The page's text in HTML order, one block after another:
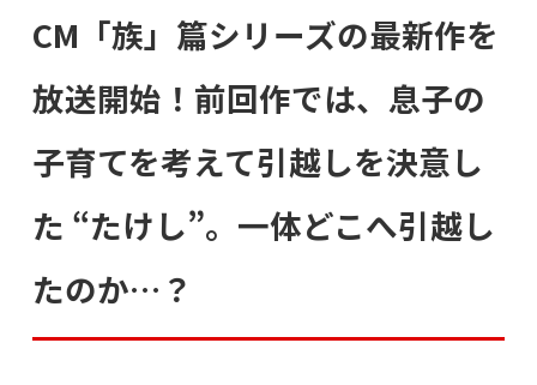
CM「族」篇シリーズの最新作を
放送開始！前回作では、息子の
子育てを考えて引越しを決意し
た “たけし”。一体どこへ引越し
たのか…？